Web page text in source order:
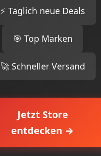
⚡ Täglich neue Deals
🎯 Top Marken
🚀 Schneller Versand
Jetzt Store
entdecken →